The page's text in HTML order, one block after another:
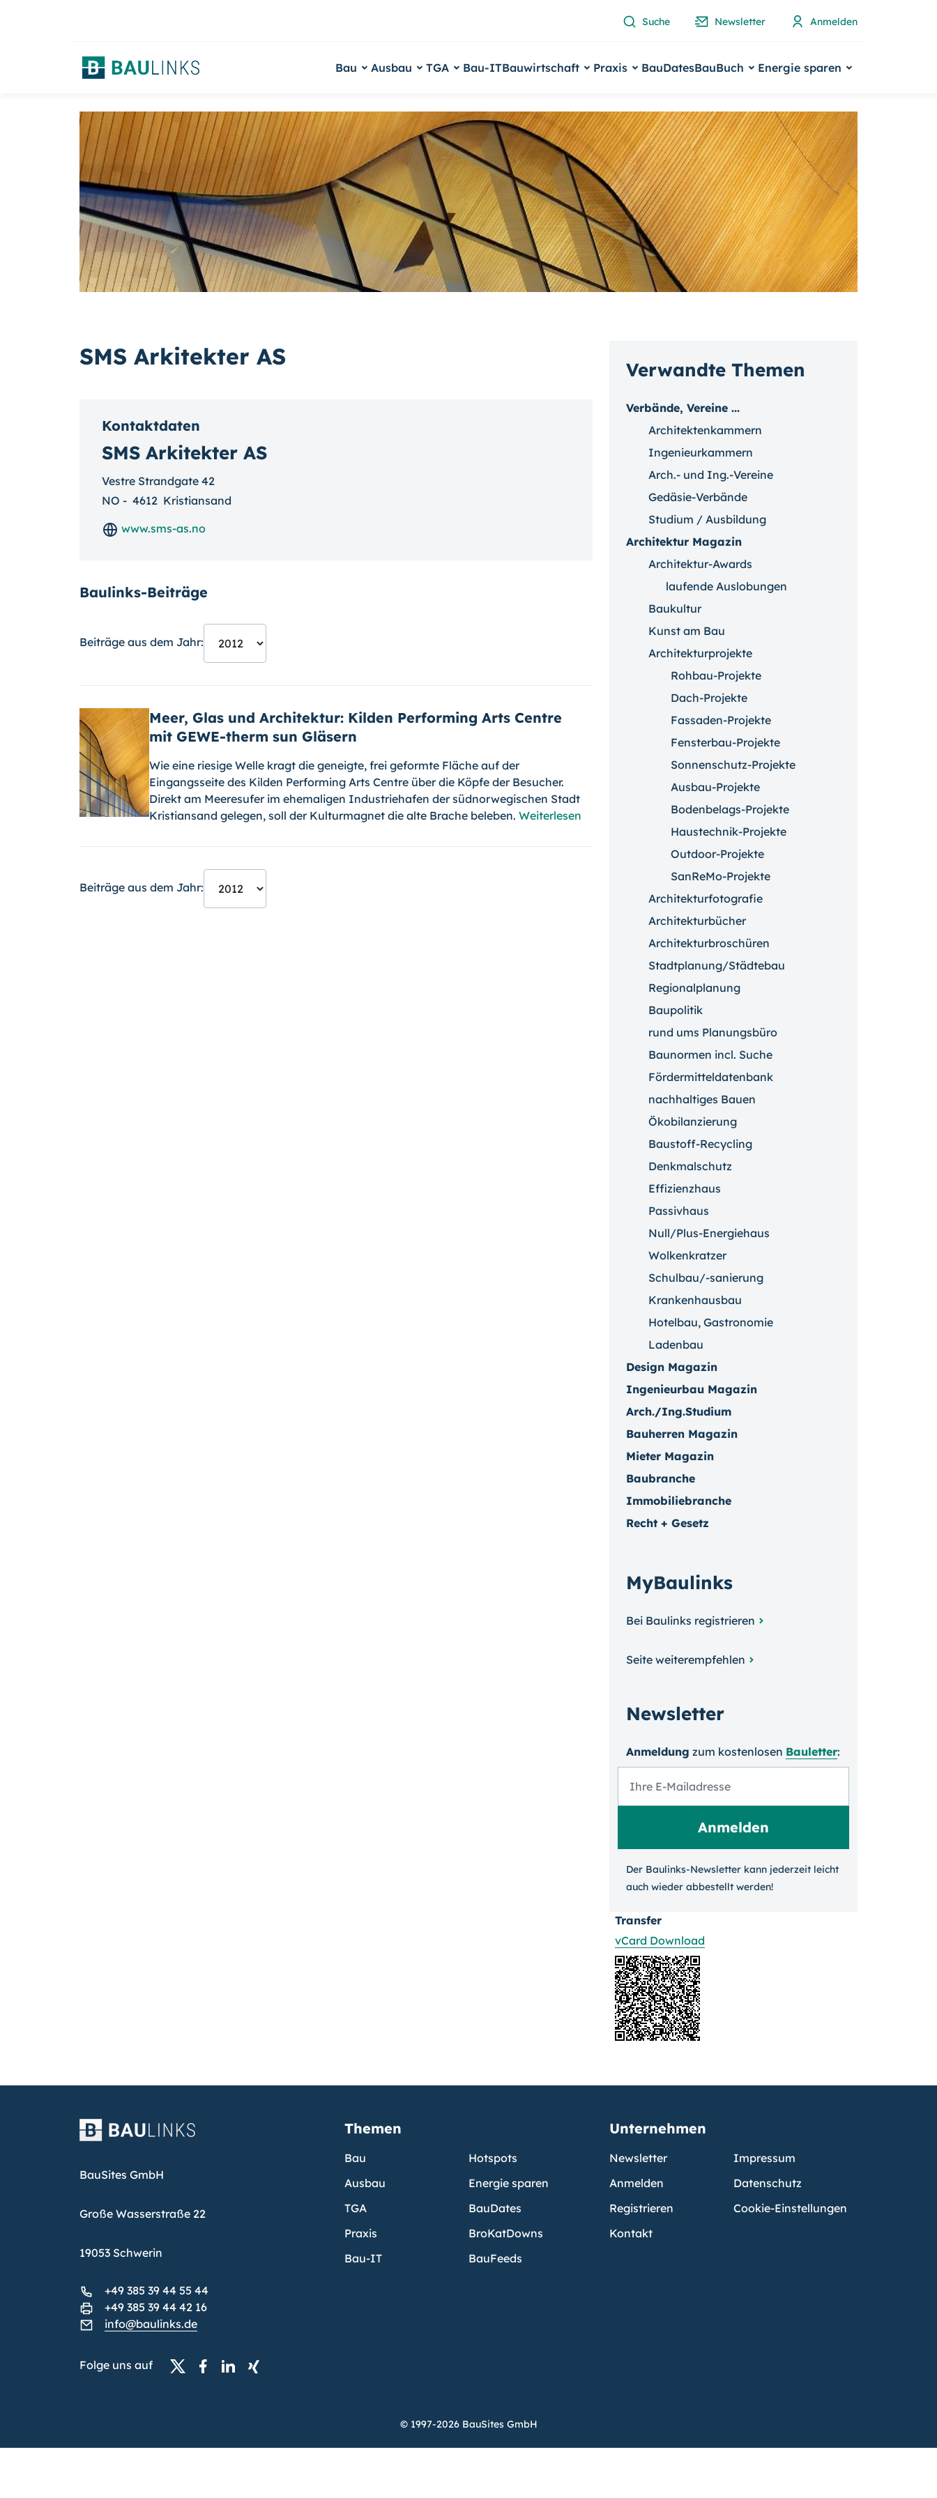
Suche Newsletter Anmelden
Bau Ausbau TGA Bau-ITBauwirtschaft Praxis BauDatesBauBuch Energie sparen
SMS Arkitekter AS
Kontaktdaten
SMS Arkitekter AS
Vestre Strandgate 42
NO - 4612 Kristiansand
www.sms-as.no
Baulinks-Beiträge
Beiträge aus dem Jahr:
Meer, Glas und Architektur: Kilden Performing Arts Centre
mit GEWE-therm sun Gläsern
Wie eine riesige Welle kragt die geneigte, frei geformte Fläche auf der
Eingangsseite des Kilden Performing Arts Centre über die Köpfe der Besucher.
Direkt am Meeresufer im ehemaligen Industriehafen der südnorwegischen Stadt
Kristiansand gelegen, soll der Kulturmagnet die alte Brache beleben. Weiterlesen
Beiträge aus dem Jahr:
Verwandte Themen
Verbände, Vereine ...
Architektenkammern
Ingenieurkammern
Arch.- und Ing.-Vereine
Gedäsie-Verbände
Studium / Ausbildung
Architektur Magazin
Architektur-Awards
laufende Auslobungen
Baukultur
Kunst am Bau
Architekturprojekte
Rohbau-Projekte
Dach-Projekte
Fassaden-Projekte
Fensterbau-Projekte
Sonnenschutz-Projekte
Ausbau-Projekte
Bodenbelags-Projekte
Haustechnik-Projekte
Outdoor-Projekte
SanReMo-Projekte
Architekturfotografie
Architekturbücher
Architekturbroschüren
Stadtplanung/Städtebau
Regionalplanung
Baupolitik
rund ums Planungsbüro
Baunormen incl. Suche
Fördermitteldatenbank
nachhaltiges Bauen
Ökobilanzierung
Baustoff-Recycling
Denkmalschutz
Effizienzhaus
Passivhaus
Null/Plus-Energiehaus
Wolkenkratzer
Schulbau/-sanierung
Krankenhausbau
Hotelbau, Gastronomie
Ladenbau
Design Magazin
Ingenieurbau Magazin
Arch./Ing.Studium
Bauherren Magazin
Mieter Magazin
Baubranche
Immobiliebranche
Recht + Gesetz
MyBaulinks
Bei Baulinks registrieren
Seite weiterempfehlen
Newsletter
Anmeldung zum kosten­losen Bauletter:
Der Baulinks-Newsletter kann jeder­zeit leicht
auch wieder ab­bestellt werden!
Transfer
vCard Download
BauSites GmbH
Große Wasserstraße 22
19053 Schwerin
+49 385 39 44 55 44
+49 385 39 44 42 16
info@baulinks.de
Folge uns auf
Themen
Bau
Ausbau
TGA
Praxis
Bau-IT
Hotspots
Energie sparen
BauDates
BroKatDowns
BauFeeds
Unternehmen
Newsletter
Anmelden
Registrieren
Kontakt
Impressum
Datenschutz
Cookie-Einstellungen
© 1997-2026 BauSites GmbH